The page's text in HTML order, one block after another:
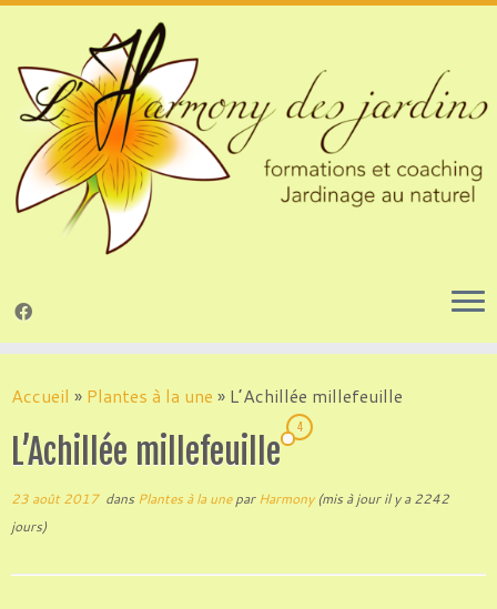
auAccueil » Plantes à la une » L’Achillée millefeuille
L’Achillée millefeuille
4
23 août 2017dans Plantes à la uneparHarmony(mis à jour il y a 2242
jours)